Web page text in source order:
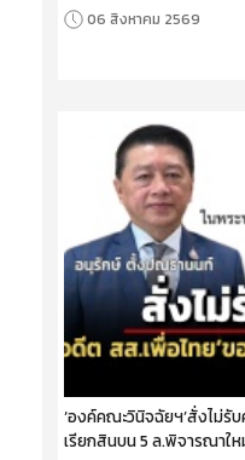
06 สิงหาคม 2569
‘องค์คณะวินิจฉัยฯ’สั่งไม่รั
เรียกสินบน 5 ล.พิจารณาใ